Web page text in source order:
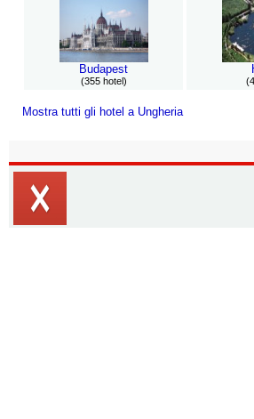
Budapest
(355 hotel) (
Mostra tutti gli hotel a Ungheria